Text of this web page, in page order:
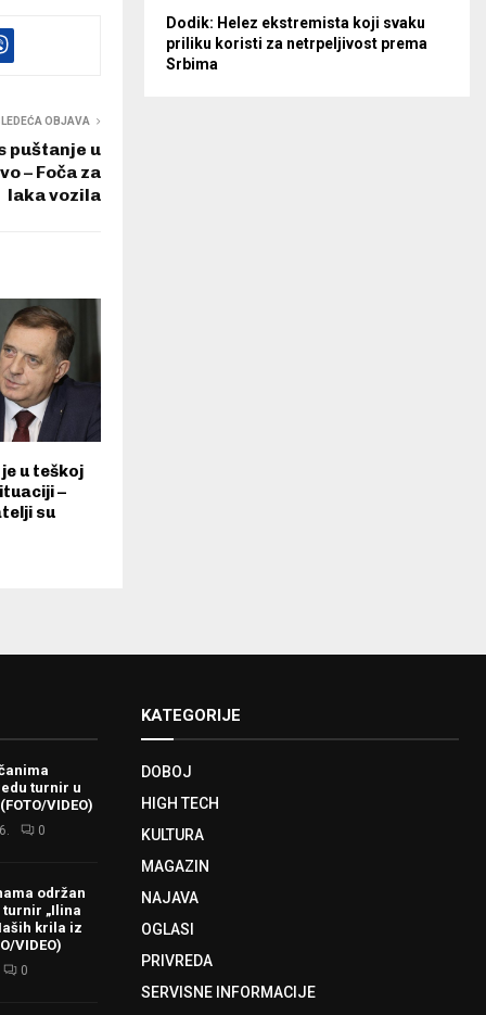
OBJAVA
puštanje u
– Foča za
laka vozila
u teškoj
–
su
Dodik: Helez ekstremista koji svaku
priliku koristi za netrpeljivost prema
Srbima
turnir u
VIDEO)
0
održan
„Ilina
krila iz
VIDEO)
0
KATEGORIJE
DOBOJ
HIGH TECH
KULTURA
MAGAZIN
NAJAVA
OGLASI
PRIVREDA
SERVISNE INFORMACIJE